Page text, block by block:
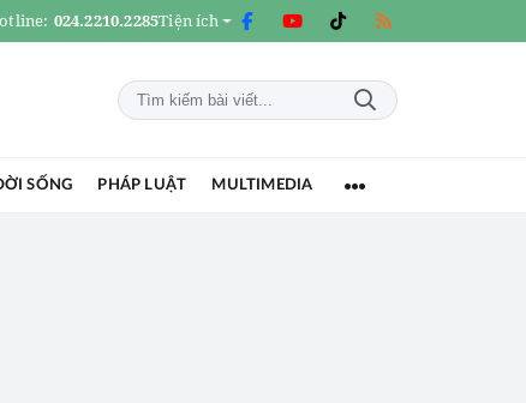
024.2210.2285Tiện ích
SỐNG PHÁP LUẬT MULTIMEDIA